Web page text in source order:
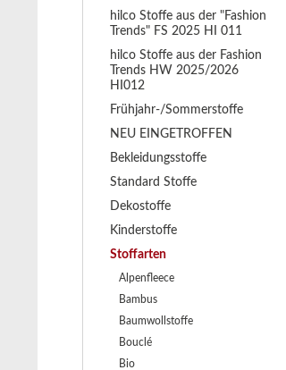
hilco Stoffe aus der "Fashion
Trends" FS 2025 HI 011
hilco Stoffe aus der Fashion
Trends HW 2025/2026
HI012
Frühjahr-/Sommerstoffe
NEU EINGETROFFEN
Bekleidungsstoffe
Standard Stoffe
Dekostoffe
Kinderstoffe
Stoffarten
Alpenfleece
Bambus
Baumwollstoffe
Bouclé
Bio